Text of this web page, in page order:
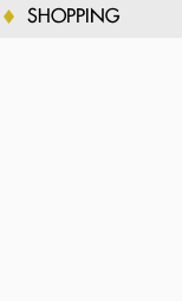
SHOPPING